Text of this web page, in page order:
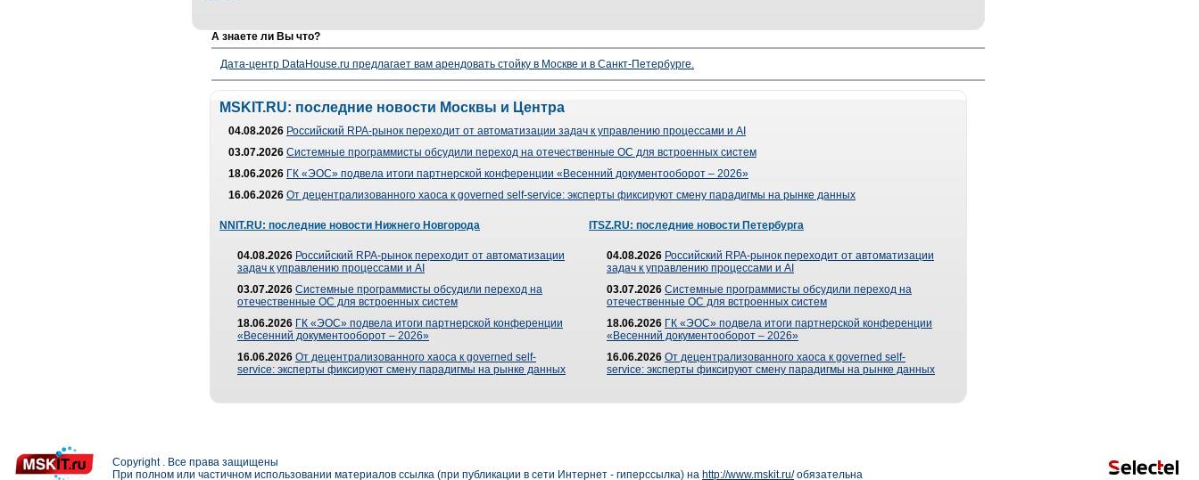
А знаете ли Вы что?
Дата-центр DataHouse.ru предлагает вам арендовать стойку в Москве и в Санкт-Петербурге.
MSKIT.RU: последние новости Москвы и Центра
04.08.2026 Российский RPA-рынок переходит от автоматизации задач к управлению процессами и AI
03.07.2026 Системные программисты обсудили переход на отечественные ОС для встроенных систем
18.06.2026 ГК «ЭОС» подвела итоги партнерской конференции «Весенний документооборот – 2026»
16.06.2026 От децентрализованного хаоса к governed self-service: эксперты фиксируют смену парадигмы на рынке данных
NNIT.RU: последние новости Нижнего Новгорода
04.08.2026 Российский RPA-рынок переходит от автоматизации
задач к управлению процессами и AI
03.07.2026 Системные программисты обсудили переход на
отечественные ОС для встроенных систем
18.06.2026 ГК «ЭОС» подвела итоги партнерской конференции
«Весенний документооборот – 2026»
16.06.2026 От децентрализованного хаоса к governed self-
service: эксперты фиксируют смену парадигмы на рынке данных
ITSZ.RU: последние новости Петербурга
04.08.2026 Российский RPA-рынок переходит от автоматизации
задач к управлению процессами и AI
03.07.2026 Системные программисты обсудили переход на
отечественные ОС для встроенных систем
18.06.2026 ГК «ЭОС» подвела итоги партнерской конференции
«Весенний документооборот – 2026»
16.06.2026 От децентрализованного хаоса к governed self-
service: эксперты фиксируют смену парадигмы на рынке данных
Copyright . Все права защищены
При полном или частичном использовании материалов ссылка (при публикации в сети Интернет - гиперссылка) на http://www.mskit.ru/обязательна